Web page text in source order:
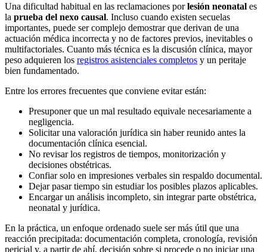
Una dificultad habitual en las reclamaciones porlesión neonatal es
la prueba del nexo causal. Incluso cuando existen secuelas
importantes, puede ser complejo demostrar que derivan de una
actuación médica incorrecta y no de factores previos, inevitables o
multifactoriales. Cuanto más técnica es la discusión clínica, mayor
peso adquieren los registros asistenciales completos y un peritaje
bien fundamentado.
Entre los errores frecuentes que conviene evitar están:
Presuponer que un mal resultado equivale necesariamente a
negligencia.
Solicitar una valoración jurídica sin haber reunido antes la
documentación clínica esencial.
No revisar los registros de tiempos, monitorización y
decisiones obstétricas.
Confiar solo en impresiones verbales sin respaldo documental.
Dejar pasar tiempo sin estudiar los posibles plazos aplicables.
Encargar un análisis incompleto, sin integrar parte obstétrica,
neonatal y jurídica.
En la práctica, un enfoque ordenado suele ser más útil que una
reacción precipitada: documentación completa, cronología, revisión
pericial y, a partir de ahí, decisión sobre si procede o no iniciar una